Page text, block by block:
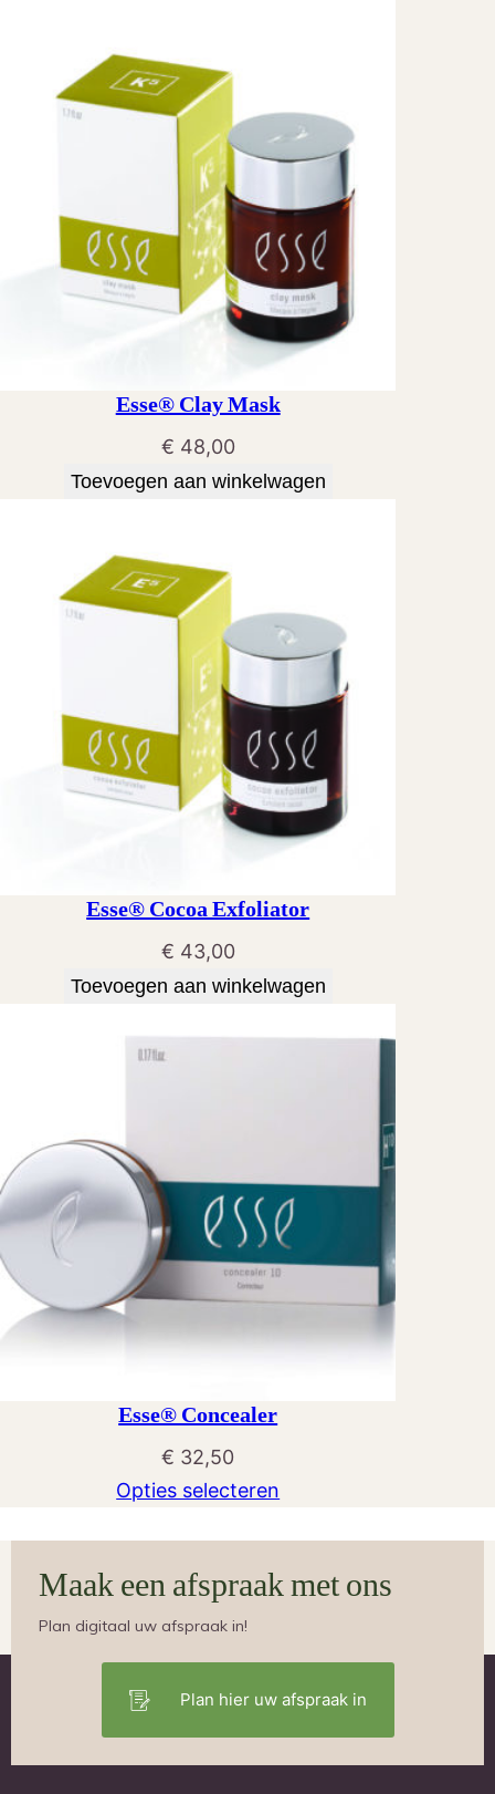
Esse® Clay Mask
€ 48,00
Toevoegen aan winkelwagen
Esse® Cocoa Exfoliator
€ 43,00
Toevoegen aan winkelwagen
Esse® Concealer
€ 32,50
Opties selecteren
Maak een afspraak met ons
Plan digitaal uw afspraak in!
Plan hier uw afspraak in